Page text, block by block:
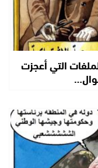
التي أعجزت